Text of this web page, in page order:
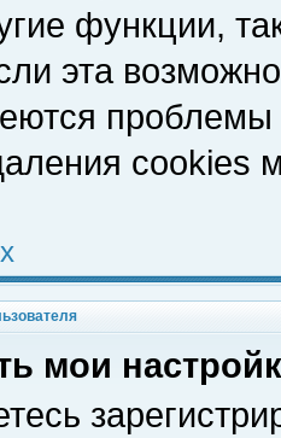
функции,
эта
cookies
мои